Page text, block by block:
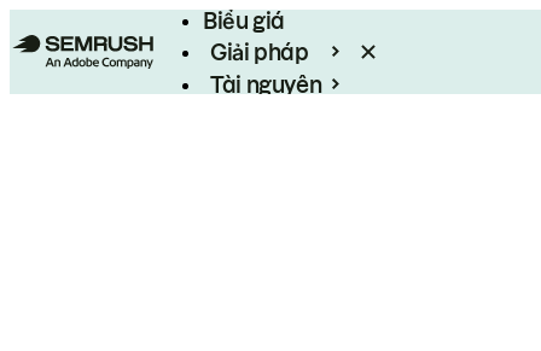
Biểu giá
Giải pháp
Tài nguyên